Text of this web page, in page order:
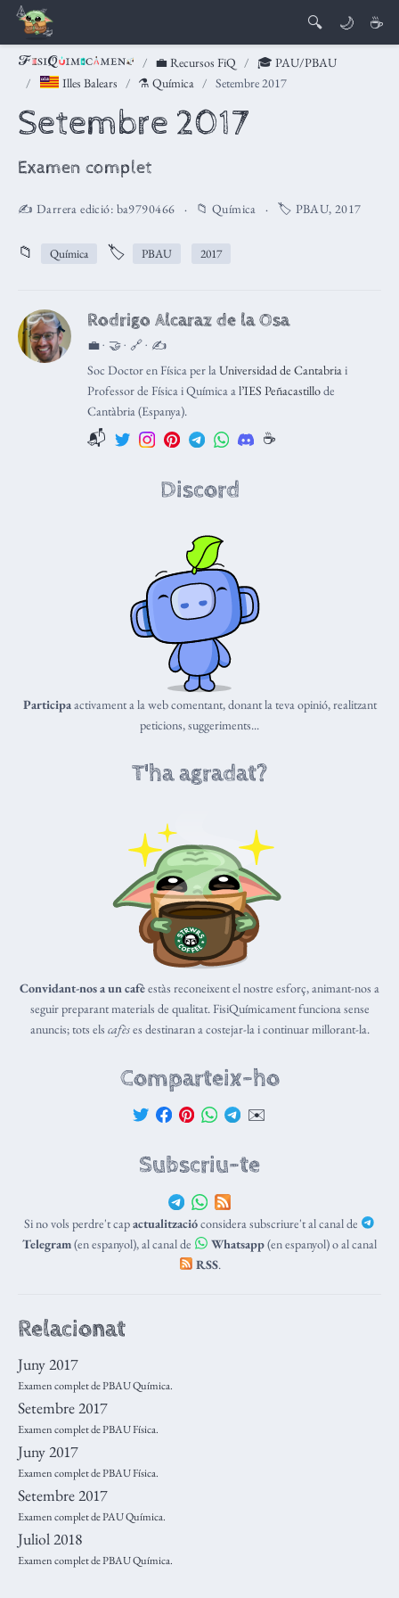
🔍 🌙 ☕
💼 Recursos FiQ
🎓 PAU/PBAU
Illes Balears
⚗️ Química Setembre 2017
Setembre 2017
Examen complet
✍️ Darrera edició: ba9790466 📁 Química 🏷️ PBAU,2017
📁 Química 🏷️ PBAU 2017
Rodrigo Alcaraz de la Osa
💼 · 🤝 · 🔗 · ✍️
Soc Doctor en Física per laUniversidad de Cantabriai
Professor de Física i Química al’IES Peñacastillode
Cantàbria (Espanya).
📬 ☕️
Discord
Participaactivament a la web comentant, donant la teva opinió, realitzant
peticions, suggeriments...
T'ha agradat?
Convidant-nos a un cafèestàs reconeixent el nostre esforç, animant-nos a
seguir preparant materials de qualitat. FisiQuímicament funciona sense
anuncis; tots els cafèses destinaran a costejar-la i continuar millorant-la.
Comparteix-ho
✉️
Subscriu-te
Si no vols perdre't capactualitzacióconsidera subscriure't al canal de
Telegram(en espanyol), al canal de Whatsapp(en espanyol) o al canal
RSS.
Relacionat
Juny 2017
Examen complet de PBAU Química.
Setembre 2017
Examen complet de PBAU Física.
Juny 2017
Examen complet de PBAU Física.
Setembre 2017
Examen complet de PAU Química.
Juliol 2018
Examen complet de PBAU Química.